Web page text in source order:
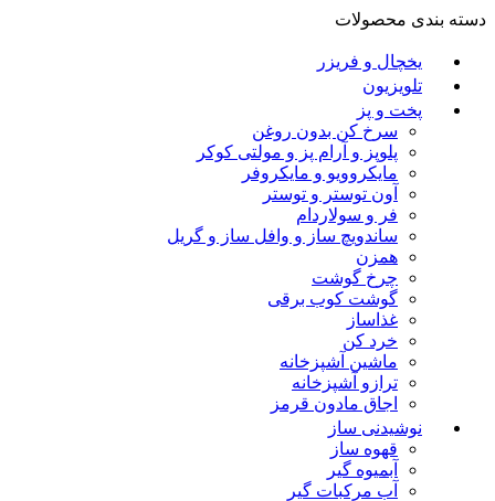
دسته بندی محصولات
یخچال و فریزر
تلویزیون
پخت و پز
سرخ کن بدون روغن
پلوپز و آرام پز و مولتی کوکر
مایکروویو و مایکروفر
آون توستر و توستر
فر و سولاردام
ساندویچ ساز و وافل ساز و گریل
همزن
چرخ گوشت
گوشت کوب برقی
غذاساز
خرد کن
ماشین آشپزخانه
ترازو آشپزخانه
اجاق مادون قرمز
نوشیدنی ساز
قهوه ساز
آبمیوه گیر
آب مرکبات گیر